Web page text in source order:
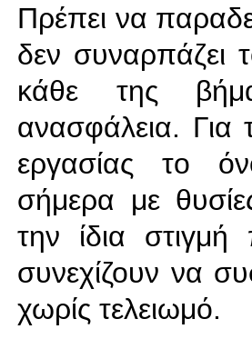
Πρέπει να
δεν συναρπάζει
κάθε της
ανασφάλεια. Για
εργασίας το
σήμερα με
την ίδια στιγμή
συνεχίζουν να
χωρίς τελειωμό.